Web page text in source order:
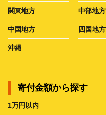
関東地方 中部地方
中国地方 四国地方
沖縄
寄付金額から探す
1万円以内